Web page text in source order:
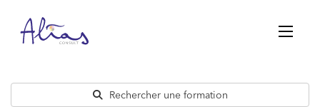
contenu
Rechercher une formation